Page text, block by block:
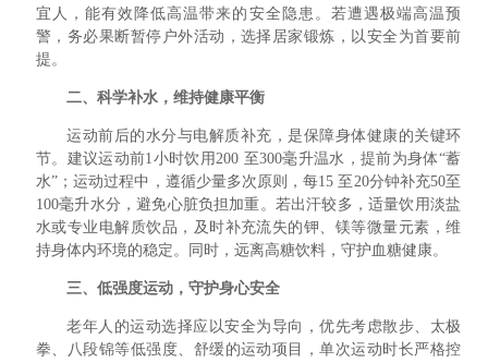
宜人，能有效降低高温带来的安全隐患。若遭遇极端高温预
警，务必果断暂停户外活动，选择居家锻炼，以安全为首要前
提。
二、科学补水，维持健康平衡
运动前后的水分与电解质补充，是保障身体健康的关键环
节。建议运动前1小时饮用200 至300毫升温水，提前为身体“蓄
水”；运动过程中，遵循少量多次原则，每15 至20分钟补充50至
100毫升水分，避免心脏负担加重。若出汗较多，适量饮用淡盐
水或专业电解质饮品，及时补充流失的钾、镁等微量元素，维
持身体内环境的稳定。同时，远离高糖饮料，守护血糖健康。
三、低强度运动，守护身心安全
老年人的运动选择应以安全为导向，优先考虑散步、太极
拳、八段锦等低强度、舒缓的运动项目，单次运动时长严格控